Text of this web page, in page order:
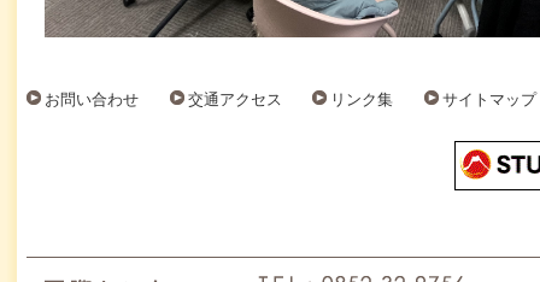
お問い合わせ 交通アクセス リンク集 サイトマップ